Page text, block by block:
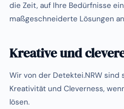
die Zeit, auf Ihre Bedürfnisse
maßgeschneiderte Lösungen
Kreative und
Wir von der Detektei.NRW sind
Kreativität und Cleverness,
lösen.